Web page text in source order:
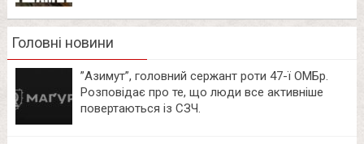
Головні новини
⁨”Азимут”, головний сержант роти 47-ї ОМБр.
Розповідає про те, що люди все активніше
повертаються із СЗЧ.